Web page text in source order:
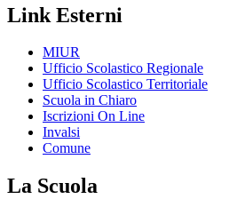
Link Esterni
MIUR
Ufficio Scolastico Regionale
Ufficio Scolastico Territoriale
Scuola in Chiaro
Iscrizioni On Line
Invalsi
Comune
La Scuola